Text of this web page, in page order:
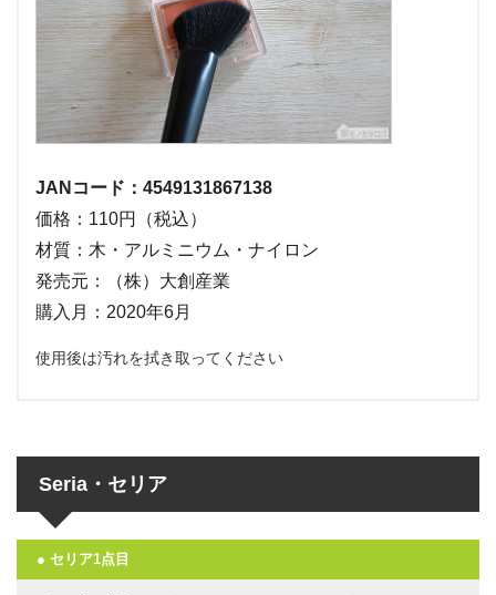
JANコード：4549131867138
価格：110円（税込）
材質：木・アルミニウム・ナイロン
発売元：（株）大創産業
購入月：2020年6月
使用後は汚れを拭き取ってください
Seria・セリア
● セリア1点目